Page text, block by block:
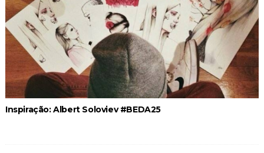
Inspiração: Albert Soloviev #BEDA25